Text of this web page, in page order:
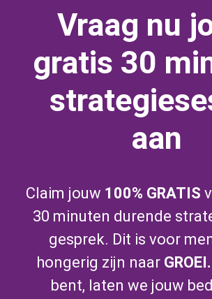
Vraag nu
gratis 30
aan
Claim jouw 100% GRATIS
30 minuten durende
gesprek. Dit is voor
hongerig zijn naar GROEI.
bent, laten we jouw